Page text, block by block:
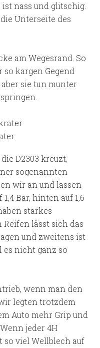
nass und glitschig.
Unterseite des
am Wegesrand. So
kargen Gegend
sie tun munter
D2303 kreuzt,
sogenannten
wir an und lassen
Bar, hinten auf 1,6
starkes
lässt sich das
und zweitens ist
es nicht ganz so
wenn man den
legten trotzdem
Auto mehr Grip und
jeder 4H
so viel Wellblech auf